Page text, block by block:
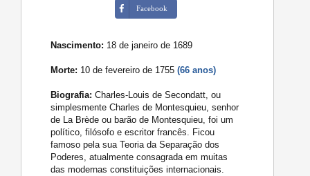
Facebook
Nascimento: 18 de janeiro de 1689
Morte: 10 de fevereiro de 1755(66 anos)
Biografia: Charles-Louis de Secondatt, ou
simplesmente Charles de Montesquieu, senhor
de La Brède ou barão de Montesquieu, foi um
político, filósofo e escritor francês. Ficou
famoso pela sua Teoria da Separação dos
Poderes, atualmente consagrada em muitas
das modernas constituições internacionais.